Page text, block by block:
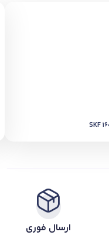
ارسال فوری